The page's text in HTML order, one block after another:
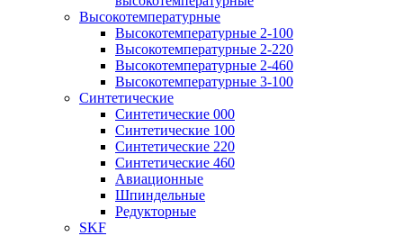
Высокотемпературные
Высокотемпературные 2-100
Высокотемпературные 2-220
Высокотемпературные 2-460
Высокотемпературные 3-100
Синтетические
Синтетические 000
Синтетические 100
Синтетические 220
Синтетические 460
Авиационные
Шпиндельные
Редукторные
SKF